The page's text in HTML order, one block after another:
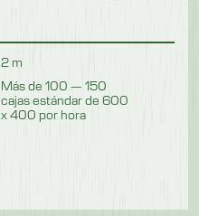
2 m
Más de 100 — 150
cajas estándar de 600
x 400 por hora